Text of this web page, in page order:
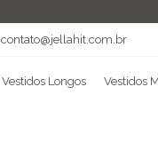
contato@jellahit.com.br
Vestidos Longos Vestidos